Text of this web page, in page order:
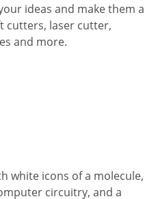
ideas and make them a
cutters, laser cutter,
and more.